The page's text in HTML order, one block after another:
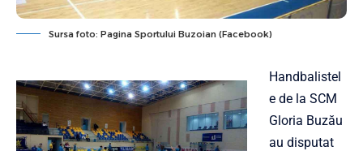
Sursa foto: Pagina Sportului Buzoian (Facebook)
Handbalistel
e de la SCM
Gloria Buzău
au disputat